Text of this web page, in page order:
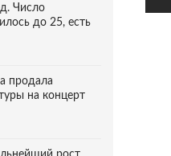
Число
до 25, есть
продала
на концерт